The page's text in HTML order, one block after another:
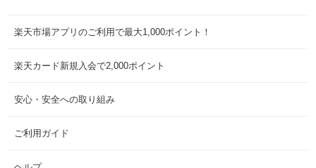
楽天市場アプリのご利用で最大1,000ポイント！
楽天カード新規入会で2,000ポイント
安心・安全への取り組み
ご利用ガイド